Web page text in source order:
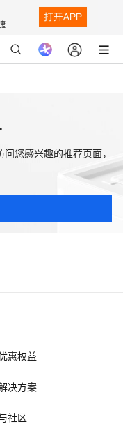
您感兴趣的推荐页面，
惠权益
决方案
社区